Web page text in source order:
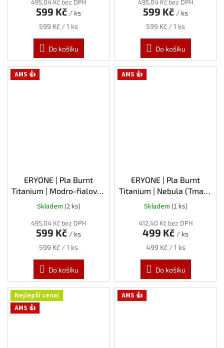
495,04 Kč bez DPH
599 Kč / ks
Měrná
599 Kč / 1 ks
Do košíku
produktu
hvězdiček.
495,04 Kč bez DPH
599 Kč / ks
Měrná
599 Kč / 1 ks
Do košíku
AMS 👍
ERYONE | Pla Burnt
Titanium | Modro-fialová |
1.75mm | 1kg
Skladem (2 ks)
495,04 Kč bez DPH
599 Kč / ks
Měrná
599 Kč / 1 ks
Do košíku
AMS 👍
ERYONE | Pla Burnt
Titanium | Nebula (Tmavě
zlatá / Zelená / Modrá) |
1.75mm | 1kg
Skladem (1 ks)
412,40 Kč bez DPH
499 Kč / ks
Měrná
499 Kč / 1 ks
Do košíku
Nejlepší cena!
AMS 👍
AMS 👍